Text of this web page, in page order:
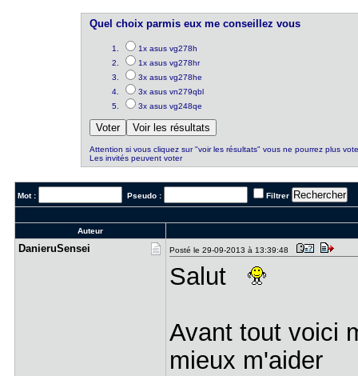
Quel choix parmis eux me conseillez vous
1x asus vg278h
1x asus vg278hr
3x asus vg278he
3x asus vn279qbl
3x asus vg248qe
Attention si vous cliquez sur "voir les résultats" vous ne pourrez plus
Les invités peuvent voter
Mot : Pseudo : Filtrer
Auteur
DanieruSen​sei Posté le 29-09-2013 à 13:39:48
Salut
Avant tout voici
mieux m'aider